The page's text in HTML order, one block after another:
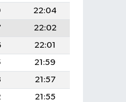
22:04
22:02
22:01
21:59
21:57
21:55